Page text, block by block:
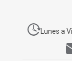
Lunes a